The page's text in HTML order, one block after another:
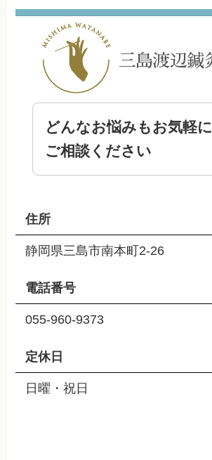
どんなお悩みもお気軽に
ご相談ください
住所
静岡県三島市南本町2-26
電話番号
055-960-9373
定休日
日曜・祝日